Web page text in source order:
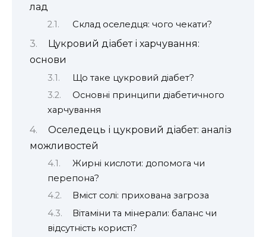
лад
Склад оселедця: чого чекати?
Цукровий діабет і харчування:
основи
Що таке цукровий діабет?
Основні принципи діабетичного
харчування
Оселедець і цукровий діабет: аналіз
можливостей
Жирні кислоти: допомога чи
перепона?
Вміст солі: прихована загроза
Вітаміни та мінерали: баланс чи
відсутність користі?